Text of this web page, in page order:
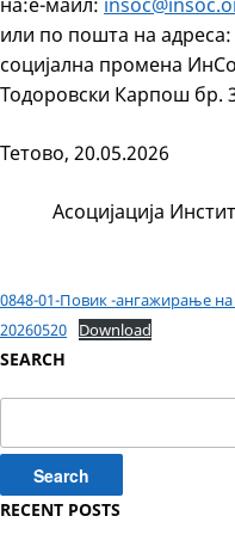
SEARCH
for:
RECENT POSTS
или по пошта на адреса:
социјална промена
Тодоровски Карпош бр.
Тетово,
Асоцијација
0848-01-Повик -ангажирање
20260520
Download